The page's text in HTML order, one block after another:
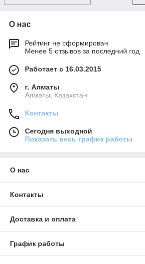
О нас
Рейтинг не сформирован
Менее 5 отзывов за последний год
Работает с 16.03.2015
г. Алматы
Алматы, Казахстан
Контакты
Сегодня выходной
Показать весь график работы
О нас
Контакты
Доставка и оплата
График работы